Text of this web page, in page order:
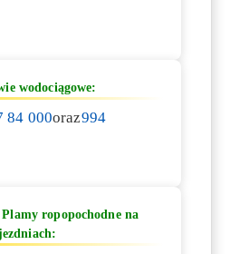
wodociągowe:
84 000oraz994
ropopochodne na